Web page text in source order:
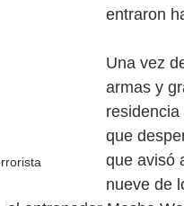
entraron
Una vez
armas y
que
que avisó
nueve de